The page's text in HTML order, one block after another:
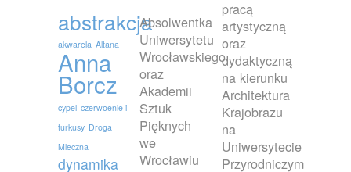
abstrakcja
akwarela Altana
Anna
Borcz
cypel czerwoenie i
turkusy Droga
Mleczna
dynamika
Absolwentka
Uniwersytetu
Wrocławskiego
oraz
Akademii
Sztuk
Pięknych
we
Wrocławiu
pracą
artystyczną
oraz
dydaktyczną
na kierunku
Architektura
Krajobrazu
na
Uniwersytecie
Przyrodniczym